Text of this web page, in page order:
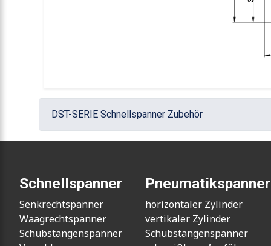
DST-SERIE Schnellspanner Zubehör
Schnellspanner
Senkrechtspanner
Waagrechtspanner
Schubstangenspanner
Pneumatikspanner
horizontaler Zylinder
vertikaler Zylinder
Schubstangenspanner